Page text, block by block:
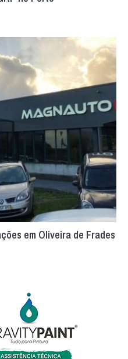
em Oliveira de Frades